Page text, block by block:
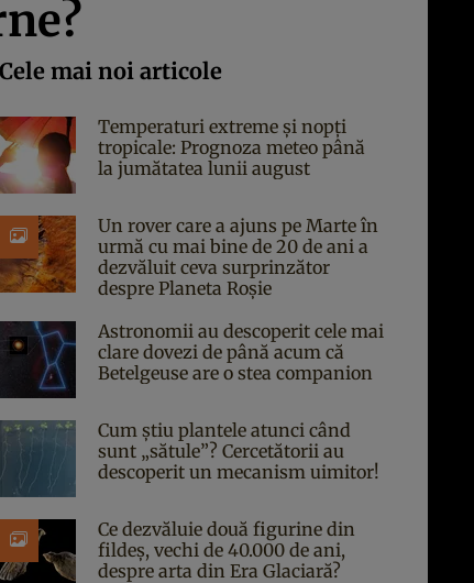
Cele mai noi articole
Temperaturi extreme și nopți
tropicale: Prognoza meteo până
la jumătatea lunii august
Un rover care a ajuns pe Marte în
urmă cu mai bine de 20 de ani a
dezvăluit ceva surprinzător
despre Planeta Roșie
Astronomii au descoperit cele mai
clare dovezi de până acum că
Betelgeuse are o stea companion
Cum știu plantele atunci când
sunt „sătule”? Cercetătorii au
descoperit un mecanism uimitor!
Ce dezvăluie două figurine din
fildeș, vechi de 40.000 de ani,
despre arta din Era Glaciară?